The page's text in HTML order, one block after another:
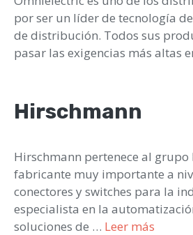
por ser un líder de tecnología
de distribución. Todos sus
pasar las exigencias más altas
Hirschmann
Hirschmann pertenece al grupo
fabricante muy importante a
conectores y switches para la
especialista en la
soluciones de … Leer más